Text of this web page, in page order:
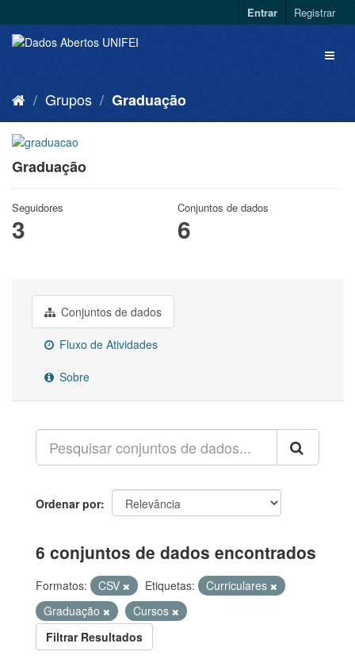
Entrar Registrar
Grupos Graduação
Graduação
Seguidores
3
Conjuntos de dados
6
Conjuntos de dados
Fluxo de Atividades
Sobre
Ordenar por
6 conjuntos de dados encontrados
Formatos: CSV Etiquetas:
Curriculares
Graduação
Cursos
Filtrar Resultados